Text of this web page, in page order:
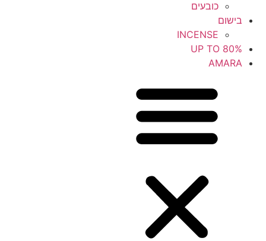
כובעים
בישום
INCENSE
UP TO 80%
AMARA